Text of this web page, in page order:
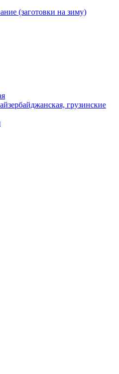
(заготовки на зиму)
грузинские